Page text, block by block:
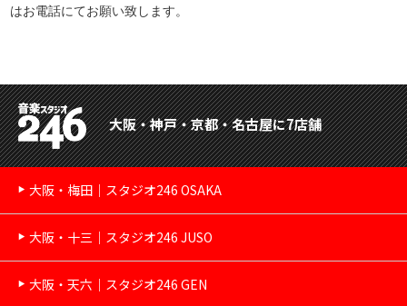
はお電話にてお願い致します。
大阪・神戸・京都・名古屋に7店舗
大阪・梅田｜スタジオ246 OSAKA
大阪・十三｜スタジオ246 JUSO
大阪・天六｜スタジオ246 GEN